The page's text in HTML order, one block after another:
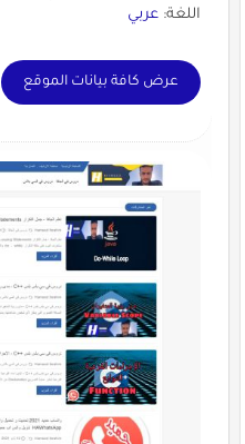
اللغة: عربي
عرض كافة بيانات الموقع